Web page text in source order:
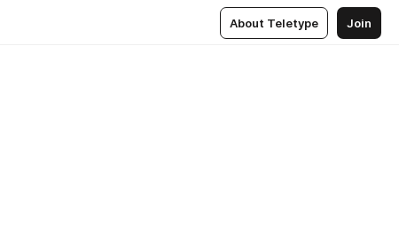
About Teletype Join